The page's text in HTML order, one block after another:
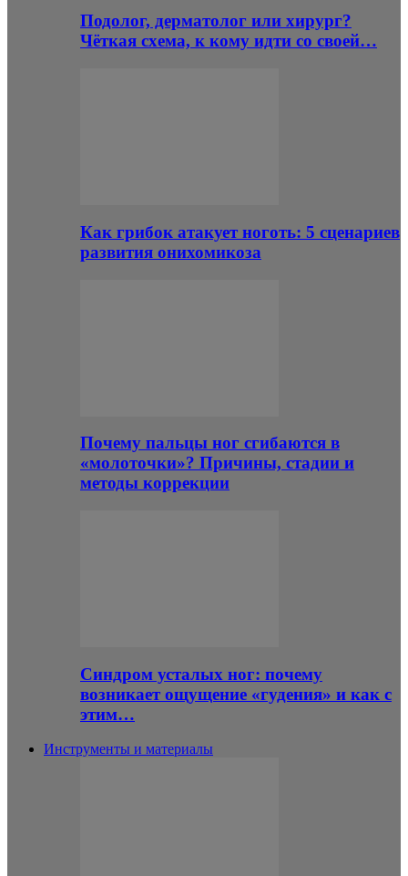
Подолог, дерматолог или хирург?
Чёткая схема, к кому идти со своей…
Как грибок атакует ноготь: 5 сценариев
развития онихомикоза
Почему пальцы ног сгибаются в
«молоточки»? Причины, стадии и
методы коррекции
Синдром усталых ног: почему
возникает ощущение «гудения» и как с
этим…
Инструменты и материалы